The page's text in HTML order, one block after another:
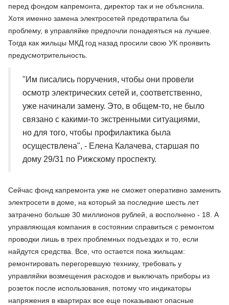
перед фондом капремонта, директор так и не объяснила.
Хотя именно замена электросетей предотвратила бы
проблему, в управляйке предпочли понадеяться на лучшее.
Тогда как жильцы МКД год назад просили свою УК проявить
предусмотрительность.
"Им писались поручения, чтобы они провели
осмотр электрических сетей и, соответственно,
уже начинали замену. Это, в общем-то, не было
связано с какими-то экстренными ситуациями,
но для того, чтобы профилактика была
осуществлена", - Елена Калачева, старшая по
дому 29/31 по Рижскому проспекту.
Сейчас фонд капремонта уже не сможет оперативно заменить
электросети в доме, на который за последние шесть лет
затрачено больше 30 миллионов рублей, а восполнено - 18. А
управляющая компания в состоянии справиться с ремонтом
проводки лишь в трех проблемных подъездах и то, если
найдутся средства. Все, что остается пока жильцам:
ремонтировать перегоревшую технику, требовать у
управляйки возмещения расходов и выключать приборы из
розеток после использования, потому что индикаторы
напряжения в квартирах все еще показывают опасные